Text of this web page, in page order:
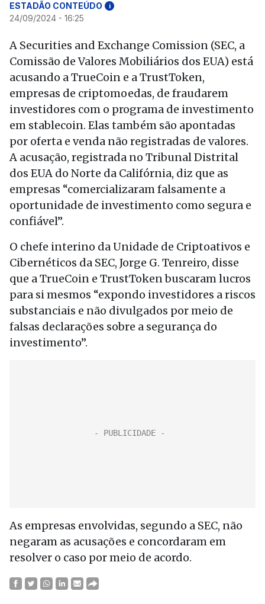
ESTADÃO CONTEÚDO i
24/09/2024 - 16:25
A Securities and Exchange Comission (SEC, a
Comissão de Valores Mobiliários dos EUA) está
acusando a TrueCoin e a TrustToken,
empresas de criptomoedas, de fraudarem
investidores com o programa de investimento
em stablecoin. Elas também são apontadas
por oferta e venda não registradas de valores.
A acusação, registrada no Tribunal Distrital
dos EUA do Norte da Califórnia, diz que as
empresas “comercializaram falsamente a
oportunidade de investimento como segura e
confiável”.
O chefe interino da Unidade de Criptoativos e
Cibernéticos da SEC, Jorge G. Tenreiro, disse
que a TrueCoin e TrustToken buscaram lucros
para si mesmos “expondo investidores a riscos
substanciais e não divulgados por meio de
falsas declarações sobre a segurança do
investimento”.
As empresas envolvidas, segundo a SEC, não
negaram as acusações e concordaram em
resolver o caso por meio de acordo.